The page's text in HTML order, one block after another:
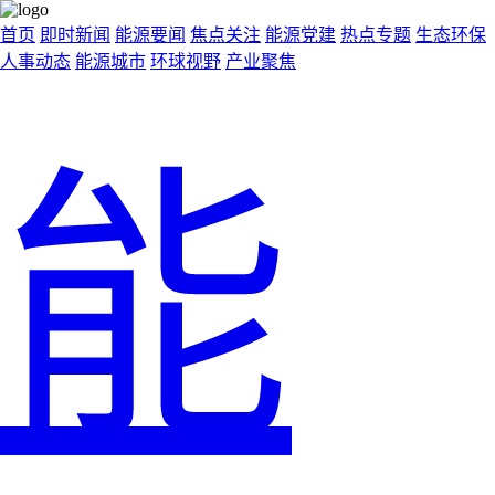
首页 即时新闻 能源要闻 焦点关注 能源党建 热点专题 生态环保
人事动态 能源城市 环球视野 产业聚焦
能